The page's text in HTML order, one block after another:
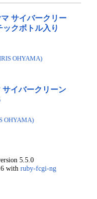
サイバークリー
ックボトル入り
OHYAMA)
サイバークリーン
OHYAMA)
5.5.0
with ruby-fcgi-ng